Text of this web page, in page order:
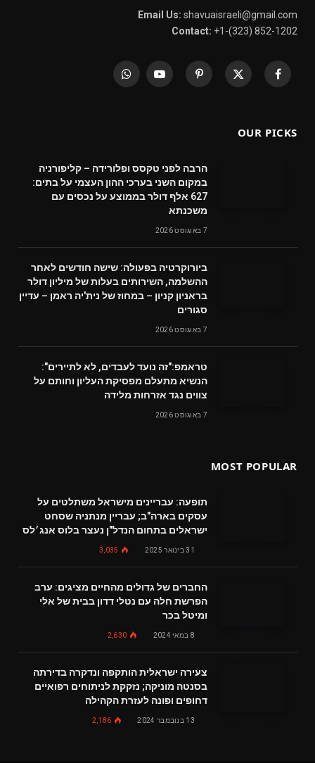
Email Us: shavuaisraeli@gmail.com
Contact: +1-(323) 852-1202
Facebook
X
Pinterest
YouTube
WhatsApp
OUR PICKS
הרבה לפני טקסס ופלורידה – קליפורניה
במקום השני בערכי ההון העצמי על בתים:
627 אלף דולר בממוצע על נכסים עם
משכנתא
7 באוגוסט 2026
ביורוקרטיה בפעולה: שישה חודשים לאחר
ההשלמה, השירותים בעלות של מיליון דולר
בראניון קניון – במחוז של נית'יה ראמן – עדיין
סגורים
7 באוגוסט 2026
טראמפ:"זה נועד לעבדים, לא לתיירים":
הנשיא מתעלם מפסיקת העליון וחותם על
צווים נגד אזרחות מלידה
7 באוגוסט 2026
MOST POPULAR
תופעה: עבריינים מישראל משתלטים על
עסקים בארה"ב; עבריין מנתניה שסחט
ישראלים בתחום הנדל"ן נעצר בלוס אנג׳לס
31 בינואר 2025 3,035
החברים של גדולים מהחיים מציגים: ערב
הפרשת חלה עם נטלי דדון בבית של אלי
ומיטל בכר
8 במאי 2024 2,630
צעירה ישראלית הותקפה ונדקרה בדירתה
בסנטה מוניקה; נזקקת לניתוחים רפואיים
דחופים ופונה לעזרת הקהילה
13 בנובמבר 2024 2,186